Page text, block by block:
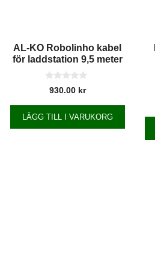
AL-KO Robolinho kabel
för laddstation 9,5 meter
930.00 kr
LÄGG TILL I VARUKORG